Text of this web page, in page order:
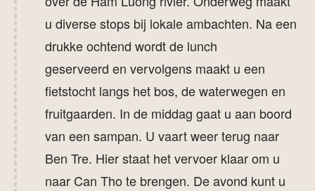
u diverse stops bij lokale ambachten. Na een
drukke ochtend wordt de lunch
geserveerd en vervolgens maakt u een
fietstocht langs het bos, de waterwegen en
fruitgaarden. In de middag gaat u aan boord
van een sampan. U vaart weer terug naar
Ben Tre. Hier staat het vervoer klaar om u
naar Can Tho te brengen. De avond kunt u